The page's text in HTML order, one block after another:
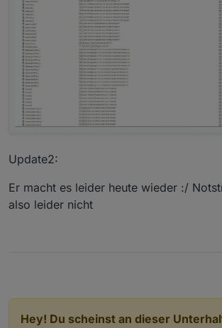
Update2:
Er macht es leider heute wieder :/
also leider nicht
Hey! Du scheinst an dieser